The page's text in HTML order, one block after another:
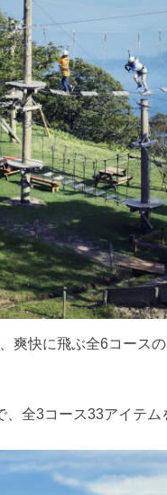
爽快に飛ぶ全6コース
全3コース33アイテ